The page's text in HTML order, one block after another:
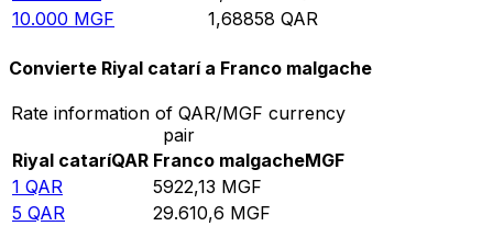
10.000 MGF 1,68858 QAR
Convierte Riyal catarí a Franco malgache
Rate information of QAR/MGF currency
pair
Riyal cataríQAR Franco malgacheMGF
1 QAR 5922,13 MGF
5 QAR 29.610,6 MGF